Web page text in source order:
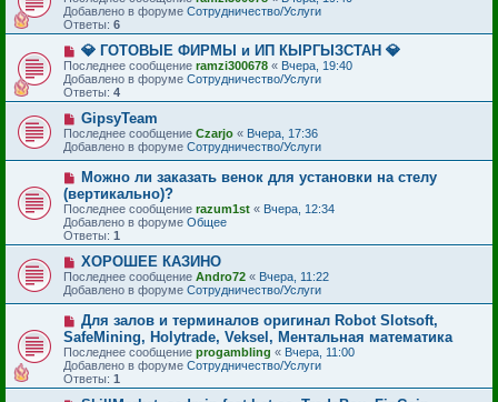
е
о
б
щ
е
и
е
в
о
е
с
о
б
щ
е
и
е
Добавлено в форуме Сотрудничество/Услуги
Ответы: 6
Н
о
в
о
е
с
о
б
е
н
и
е
💎 ГОТОВЫЕ ФИРМЫ и ИП КЫРГЫЗСТАН 💎
Последнее сообщение ramzi300678 « Вчера, 19:40
Добавлено в форуме Сотрудничество/Услуги
Ответы: 4
Н
о
в
е
с
о
о
б
щ
е
н
и
е
GipsyTeam
Последнее сообщение Czarjo « Вчера, 17:36
Добавлено в форуме Сотрудничество/Услуги
Н
в
о
е
с
о
о
б
щ
е
н
и
е
Можно ли заказать венок для установки на стелу
(вертикально)?
Последнее сообщение razum1st « Вчера, 12:34
Добавлено в форуме Общее
Ответы: 1
Н
о
в
с
о
о
б
щ
е
ХОРОШЕЕ КАЗИНО
Последнее сообщение Andro72 « Вчера, 11:22
Добавлено в форуме Сотрудничество/Услуги
Н
о
в
о
е
с
о
Для залов и терминалов оригинал Robot Slotsoft,
SafeMining, Holytrade, Veksel, Ментальная математика
Последнее сообщение progambling « Вчера, 11:00
Добавлено в форуме Сотрудничество/Услуги
Ответы: 1